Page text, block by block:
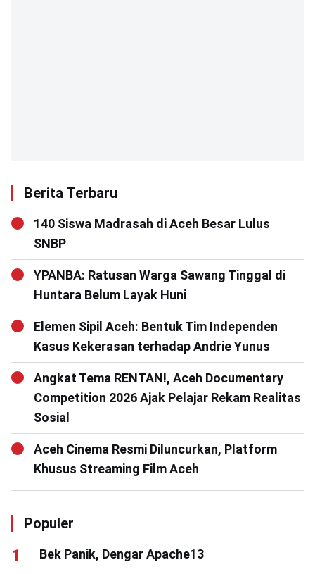
Berita Terbaru
140 Siswa Madrasah di Aceh Besar Lulus
SNBP
YPANBA: Ratusan Warga Sawang Tinggal di
Huntara Belum Layak Huni
Elemen Sipil Aceh: Bentuk Tim Independen
Kasus Kekerasan terhadap Andrie Yunus
Angkat Tema RENTAN!, Aceh Documentary
Competition 2026 Ajak Pelajar Rekam Realitas
Sosial
Aceh Cinema Resmi Diluncurkan, Platform
Khusus Streaming Film Aceh
Populer
Bek Panik, Dengar Apache13